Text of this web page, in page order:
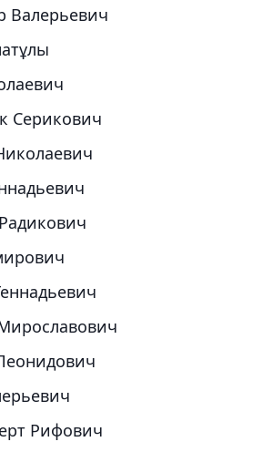
Валерьевич
Серикович
Рифович